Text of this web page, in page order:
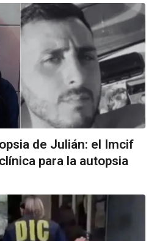
de Julián: el Imcif
para la autopsia